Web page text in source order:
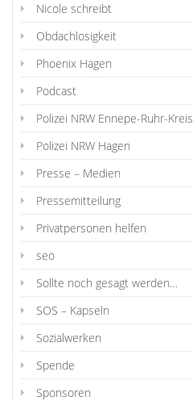
Nicole schreibt
Obdachlosigkeit
Phoenix Hagen
Podcast
Polizei NRW Ennepe-Ruhr-Kreis
Polizei NRW Hagen
Presse – Medien
Pressemitteilung
Privatpersonen helfen
seo
Sollte noch gesagt werden…
SOS – Kapseln
Sozialwerken
Spende
Sponsoren